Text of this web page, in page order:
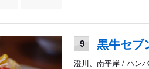
9 黒牛セブ
澄川、南平岸 / ハン